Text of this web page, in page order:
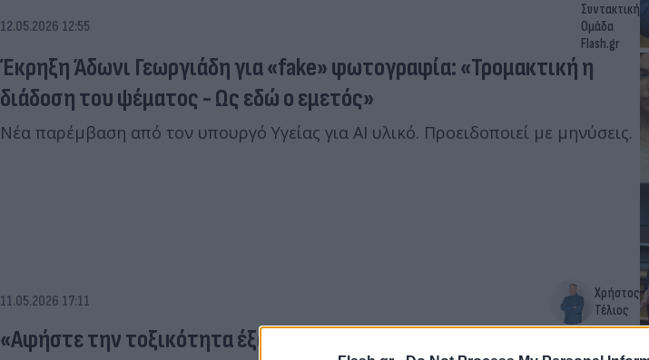
12.05.2026 12:55
Συντακτική
Ομάδα
Flash.gr
Έκρηξη Άδωνι Γεωργιάδη για «fake» φωτογραφία: «Τρομακτική η
διάδοση του ψέματος - Ως εδώ ο εμετός»
Νέα παρέμβαση από τον υπουργό Υγείας για AI υλικό. Προειδοποιεί με μηνύσεις.
11.05.2026 17:11
Χρήστος
Τέλιος
«Αφήστε την τοξικότητα έξω από την πολιτική»: Ο Γεωργιάδης για